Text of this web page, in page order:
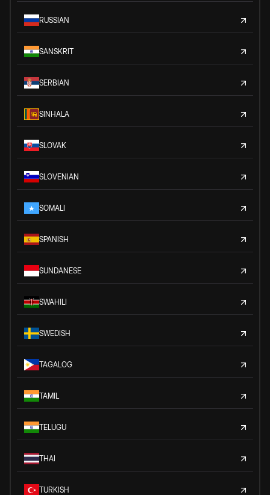
RUSSIAN
SANSKRIT
SERBIAN
SINHALA
SLOVAK
SLOVENIAN
SOMALI
SPANISH
SUNDANESE
SWAHILI
SWEDISH
TAGALOG
TAMIL
TELUGU
THAI
TURKISH